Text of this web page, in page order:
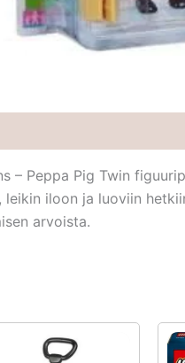
– Peppa Pig Twin
leikin iloon ja luoviin
arvoista.